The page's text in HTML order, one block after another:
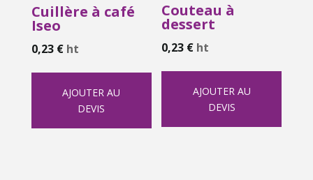
Cuillère à café
Iseo
0,23 € ht
AJOUTER AU
DEVIS
Couteau à
dessert
0,23 € ht
AJOUTER AU
DEVIS